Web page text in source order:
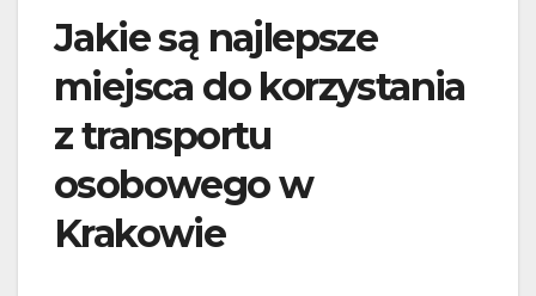
Jakie są najlepsze
miejsca do korzystania
z transportu
osobowego w
Krakowie